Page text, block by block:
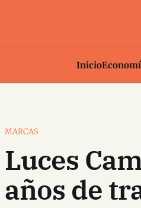
Inicio
MARCAS
Luces
años de